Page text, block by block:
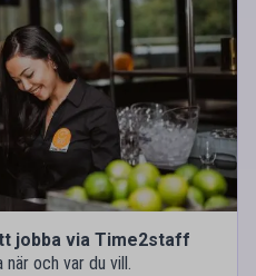
jobba via Time2staff
och var du vill.